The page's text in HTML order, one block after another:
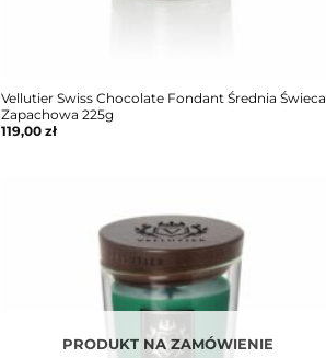
Vellutier Swiss Chocolate Fondant Średnia Świeca
Zapachowa 225g
119,00zł
PRODUKT NA ZAMÓWIENIE